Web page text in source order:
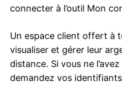
connecter à l’outil Mon
Un espace client offert à
visualiser et gérer leur
distance. Si vous ne
demandez vos